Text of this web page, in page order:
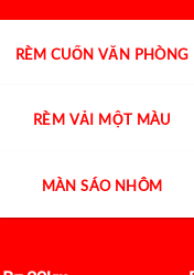
RÈM CUỐN VĂN PHÒNG
RÈM VẢI MỘT MÀU
MÀN SÁO NHÔM